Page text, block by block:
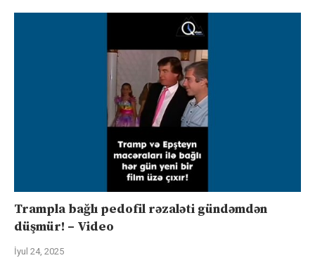
Trampla bağlı pedofil rəzaləti gündəmdən
düşmür! – Video
İyul 24, 2025